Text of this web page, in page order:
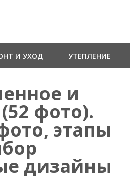
И УХОД УТЕПЛЕНИЕ
и
фото).
этапы
дизайны